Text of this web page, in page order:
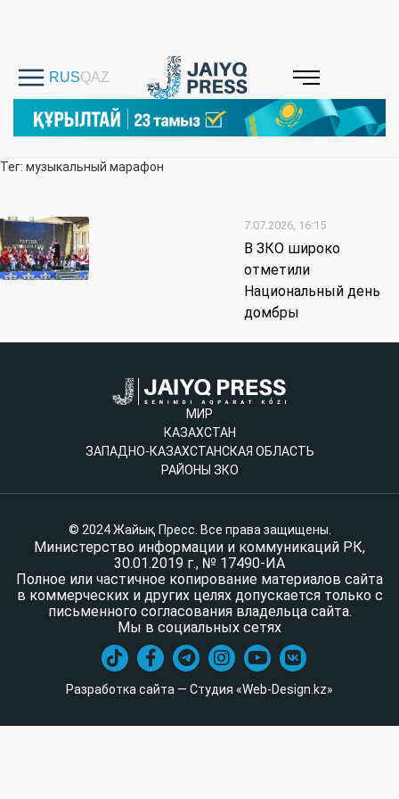
Тег: музыкальный марафон
7.07.2026, 16:15
В ЗКО широко
отметили
Национальный день
домбры
МИР
КАЗАХСТАН
ЗАПАДНО-КАЗАХСТАНСКАЯ ОБЛАСТЬ
РАЙОНЫ ЗКО
© 2024 Жайық Пресс. Все права защищены.
Министерство информации и коммуникаций РК,
30.01.2019 г., № 17490-ИА
Полное или частичное копирование материалов сайта
в коммерческих и других целях допускается только с
письменного согласования владельца сайта.
Мы в социальных сетях
Разработка сайта — Студия «Web-Design.kz»